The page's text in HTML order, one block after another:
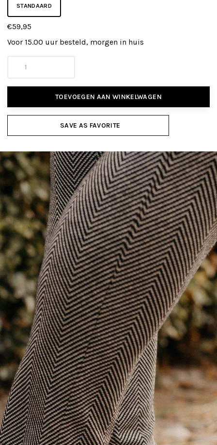
STANDAARD
€59,95
Voor 15.00 uur besteld, morgen in huis
TOEVOEGEN AAN WINKELWAGEN
SAVE AS FAVORITE